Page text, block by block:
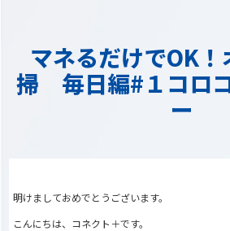
マネるだけでOK
掃 毎日編#１コロ
ー
明けましておめでとうございます。
こんにちは、コネクト＋です。